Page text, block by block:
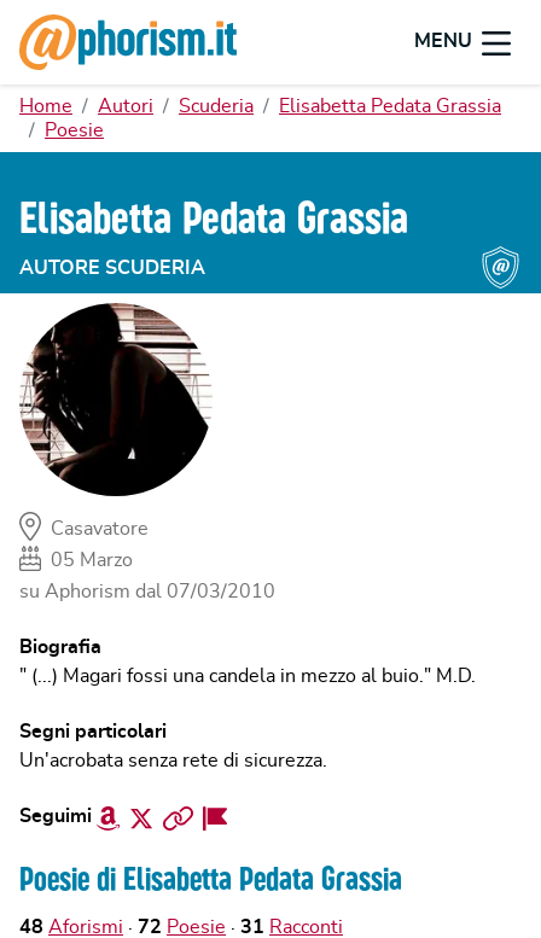
MENU
Home Autori Scuderia
Elisabetta Pedata Grassia
Poesie
Elisabetta Pedata Grassia
AUTORE SCUDERIA
Casavatore
05 Marzo
su Aphorism dal 07/03/2010
Biografia
" (...) Magari fossi una candela in mezzo al buio." M.D.
Segni particolari
Un'acrobata senza rete di sicurezza.
Seguimi Amazon
Twitter
Sito
Facebook
Poesie di Elisabetta Pedata Grassia
48 Aforismi 72 Poesie 31 Racconti